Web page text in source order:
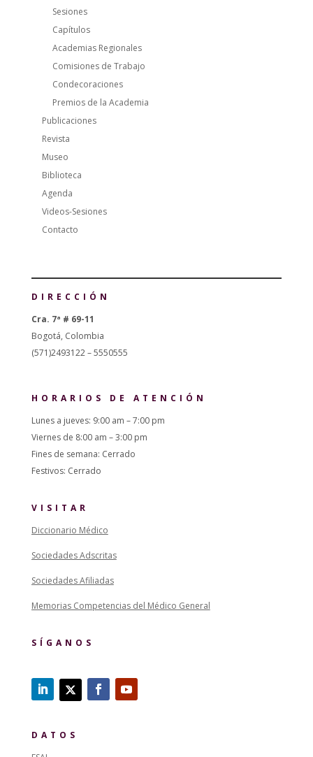
Sesiones
Capítulos
Academias Regionales
Comisiones de Trabajo
Condecoraciones
Premios de la Academia
Publicaciones
Revista
Museo
Biblioteca
Agenda
Videos-Sesiones
Contacto
DIRECCIÓN
Cra. 7ª # 69-11
Bogotá, Colombia
(571)2493122 – 5550555
HORARIOS DE ATENCIÓN
Lunes a jueves: 9:00 am – 7:00 pm
Viernes de 8:00 am – 3:00 pm
Fines de semana: Cerrado
Festivos: Cerrado
VISITAR
Diccionario Médico
Sociedades Adscritas
Sociedades Afiliadas
Memorias Competencias del Médico General
SÍGANOS
DATOS